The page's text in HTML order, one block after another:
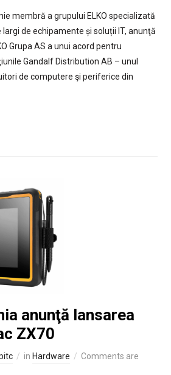
membră a grupului ELKO specializată
de echipamente și soluții IT, anunţă
Grupa AS a unui acord pentru
Gandalf Distribution AB – unul
de computere şi periferice din
anunţă lansarea
ZX70
in Hardware
Comments are